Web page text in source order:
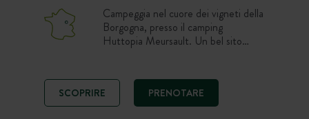
Campeggia nel cuore dei vigneti della
Borgogna, presso il camping
Huttopia Meursault. Un bel sito
ideale per scoprire le ricchezze della
regione… Completamente rinnovati,
gli spazi di vita e i nuovi aloggi con
SCOPRIRE PRENOTARE